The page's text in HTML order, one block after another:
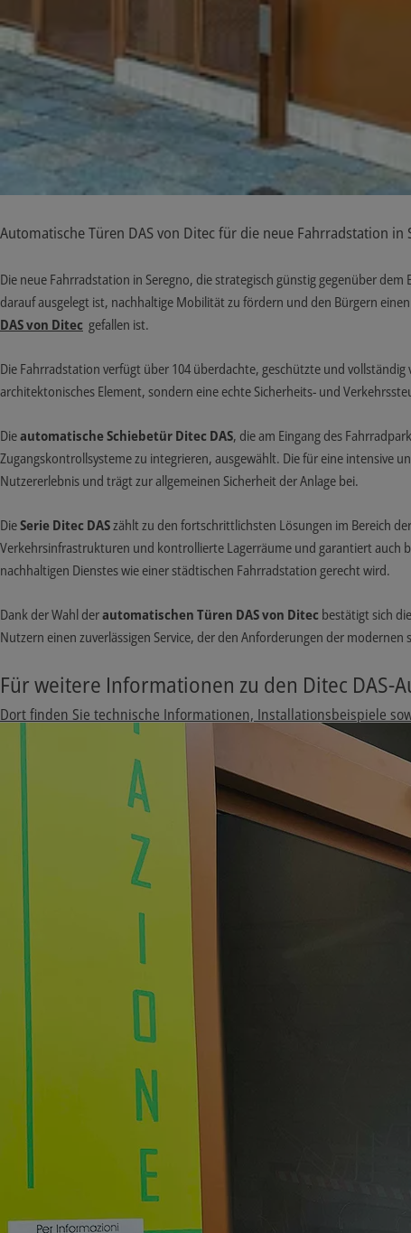
Automatische Türen DAS von Ditec für die neue Fahrradstation
Die neue Fahrradstation in Seregno, die strategisch günstig gegenüber
darauf ausgelegt ist, nachhaltige Mobilität zu fördern und den Bürgern
DAS von Ditec gefallen ist.
Die Fahrradstation verfügt über 104 überdachte, geschützte und
architektonisches Element, sondern eine echte Sicherheits- und
Dieautomatische Schiebetür Ditec DAS, die am Eingang des
Zugangskontrollsysteme zu integrieren, ausgewählt. Die für eine intensive
Nutzererlebnis und trägt zur allgemeinen Sicherheit der Anlage bei.
DieSerie Ditec DASzählt zu den fortschrittlichsten Lösungen im Bereich
Verkehrsinfrastrukturen und kontrollierte Lagerräume und garantiert auch
nachhaltigen Dienstes wie einer städtischen Fahrradstation gerecht wird.
Dank der Wahl derautomatischen Türen DAS von Ditec bestätigt sich
Nutzern einen zuverlässigen Service, der den Anforderungen der
Für weitere Informationen zu den Ditec
Dort finden Sie technische Informationen, Installationsbeispiele